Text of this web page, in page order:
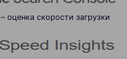
– оценка скорости загрузки